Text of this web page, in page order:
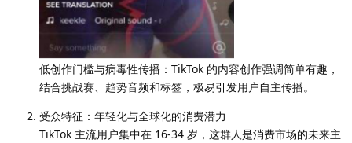
低创作门槛与病毒性传播：TikTok 的内容创作强调简单有趣，
结合挑战赛、趋势音频和标签，极易引发用户自主传播。
受众特征：年轻化与全球化的消费潜力
TikTok 主流用户集中在 16-34 岁，这群人是消费市场的未来主